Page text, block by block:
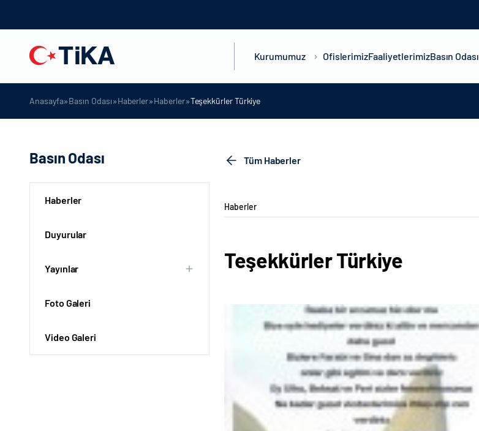
Kurumumuz OfislerimizFaaliyetlerimizBasın Odası
Anasayfa»Basın Odası»Haberler»Haberler»Teşekkürler Türkiye
Basın Odası
Haberler
Duyurular
Yayınlar
Foto Galeri
Video Galeri
Tüm Haberler
Haberler
Teşekkürler Türkiye